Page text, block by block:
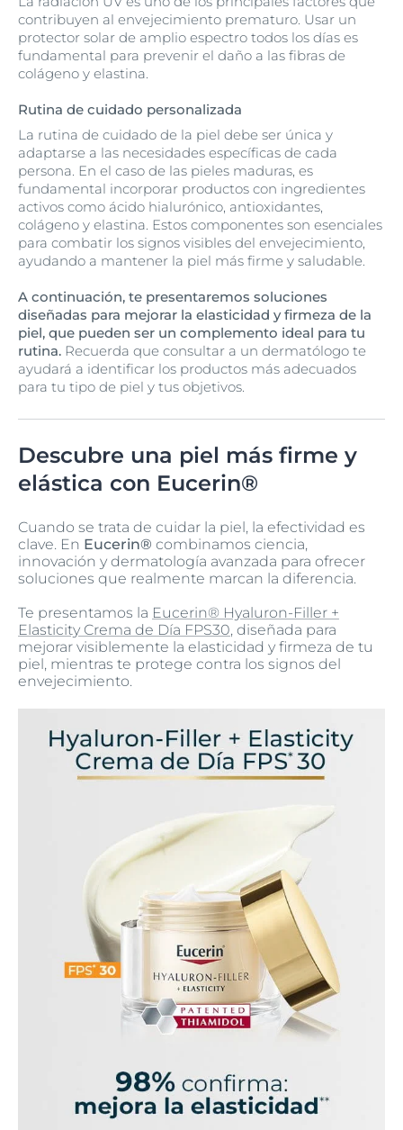
contribuyen al envejecimiento prematuro. Usar un
protector solar de amplio espectro todos los días es
fundamental para prevenir el daño a las fibras de
colágeno y elastina.
Rutina de cuidado personalizada
La rutina de cuidado de la piel debe ser única y
adaptarse a las necesidades específicas de cada
persona. En el caso de las pieles maduras, es
fundamental incorporar productos con ingredientes
activos como ácido hialurónico, antioxidantes,
colágeno y elastina. Estos componentes son esenciales
para combatir los signos visibles del envejecimiento,
ayudando a mantener la piel más firme y saludable.
A continuación, te presentaremos soluciones
diseñadas para mejorar la elasticidad y firmeza de la
piel, que pueden ser un complemento ideal para tu
rutina. Recuerda que consultar a un dermatólogo te
ayudará a identificar los productos más adecuados
para tu tipo de piel y tus objetivos.
Descubre una piel más firme y
elástica con Eucerin®
Cuando se trata de cuidar la piel, la efectividad es
clave. En Eucerin® combinamos ciencia,
innovación y dermatología avanzada para ofrecer
soluciones que realmente marcan la diferencia.
Te presentamos la Eucerin® Hyaluron-Filler +
Elasticity Crema de Día FPS30, diseñada para
mejorar visiblemente la elasticidad y firmeza de tu
piel, mientras te protege contra los signos del
envejecimiento.